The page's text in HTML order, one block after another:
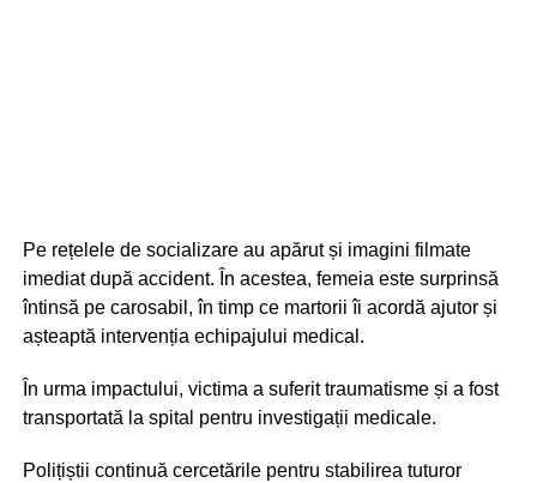
Pe rețelele de socializare au apărut și imagini filmate
imediat după accident. În acestea, femeia este surprinsă
întinsă pe carosabil, în timp ce martorii îi acordă ajutor și
așteaptă intervenția echipajului medical.
În urma impactului, victima a suferit traumatisme și a fost
transportată la spital pentru investigații medicale.
Polițiștii continuă cercetările pentru stabilirea tuturor